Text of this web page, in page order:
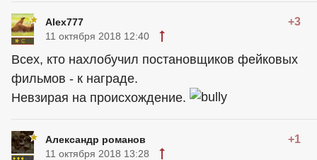
Alex777 +3
11 октября 2018 12:40
Всех, кто нахлобучил постановщиков фейковых
фильмов - к награде.
Невзирая на происхождение.
Александр романов +1
11 октября 2018 13:28